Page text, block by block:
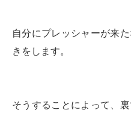
自分にプレッシャーが来
きをします。
そうすることによって、